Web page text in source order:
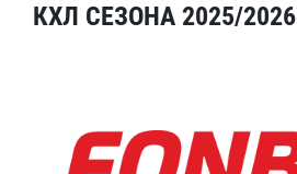
КХЛ СЕЗОНА 2025/2026